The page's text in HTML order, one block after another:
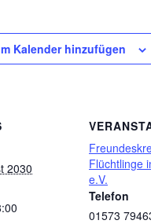
Kalender hinzufügen
2030
Flüchtlinge
e.V.
Telefon
01573